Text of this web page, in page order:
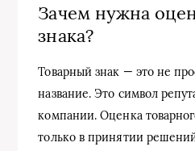
Зачем нужна
знака?
Товарный знак — это не
название. Это символ
компании. Оценка
только в принятии